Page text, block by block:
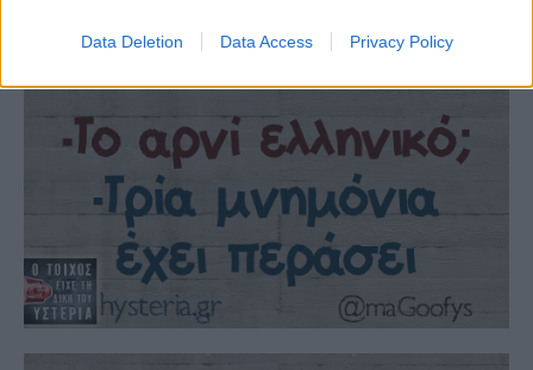
Data Deletion Data Access Privacy Policy